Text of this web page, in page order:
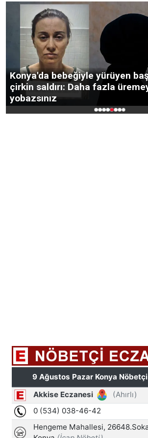
Konya'da bebeğiyle yürüyen
çirkin saldırı: Daha fazla
yobazsınız